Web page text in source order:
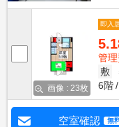
画像 : 23枚
即入
管
敷
6階
空室確認 無